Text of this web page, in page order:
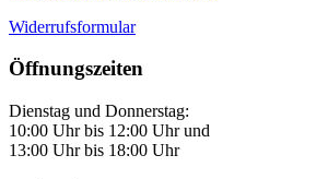
Widerrufsformular
Öffnungszeiten
Dienstag und Donnerstag:
10:00 Uhr bis 12:00 Uhr und
13:00 Uhr bis 18:00 Uhr